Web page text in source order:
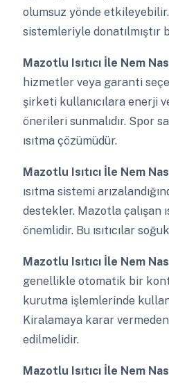
olumsuz yönde
sistemleriyle donatılmıştır
Mazotlu Isıtıcı İle Nem
hizmetler veya garanti
şirketi kullanıcılara enerji
önerileri sunmalıdır. Spor
ısıtma çözümüdür.
Mazotlu Isıtıcı İle Nem
ısıtma sistemi
destekler. Mazotla çalışan
önemlidir. Bu ısıtıcılar
Mazotlu Isıtıcı İle Nem
genellikle otomatik bir
kurutma işlemlerinde
Kiralamaya karar
edilmelidir.
Mazotlu Isıtıcı İle Nem